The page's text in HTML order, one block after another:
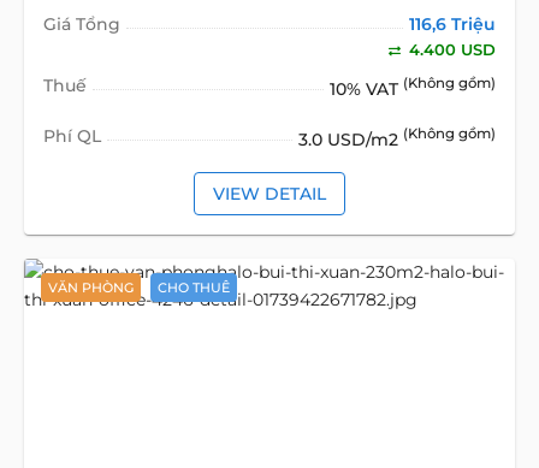
Giá Tổng 116,6 Triệu
4.400 USD
Thuế 10% VAT (Không gồm)
Phí QL 3.0 USD/m2 (Không gồm)
VIEW DETAIL
VĂN PHÒNG CHO THUÊ